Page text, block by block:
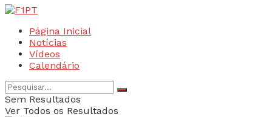
Página Inicial
Notícias
Vídeos
Calendário
Sem Resultados
Ver Todos os Resultados